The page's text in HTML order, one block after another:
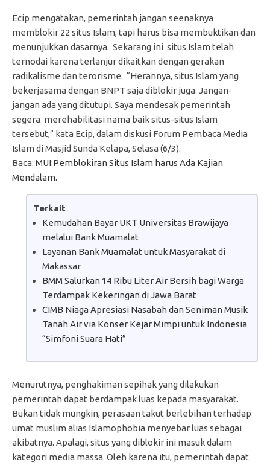
Ecip mengatakan, pemerintah jangan seenaknya
memblokir 22 situs Islam, tapi harus bisa membuktikan dan
menunjukkan dasarnya. Sekarang ini situs Islam telah
ternodai karena terlanjur dikaitkan dengan gerakan
radikalisme dan terorisme. “Herannya, situs Islam yang
bekerjasama dengan BNPT saja diblokir juga. Jangan-
jangan ada yang ditutupi. Saya mendesak pemerintah
segera merehabilitasi nama baik situs-situs Islam
tersebut,” kata Ecip, dalam diskusi Forum Pembaca Media
Islam di Masjid Sunda Kelapa, Selasa (6/3).
Baca: MUI:Pemblokiran Situs Islam harus Ada Kajian
Mendalam.
Terkait
Kemudahan Bayar UKT Universitas Brawijaya
melalui Bank Muamalat
Layanan Bank Muamalat untuk Masyarakat di
Makassar
BMM Salurkan 14 Ribu Liter Air Bersih bagi Warga
Terdampak Kekeringan di Jawa Barat
CIMB Niaga Apresiasi Nasabah dan Seniman Musik
Tanah Air via Konser Kejar Mimpi untuk Indonesia
“Simfoni Suara Hati”
Menurutnya, penghakiman sepihak yang dilakukan
pemerintah dapat berdampak luas kepada masyarakat.
Bukan tidak mungkin, perasaan takut berlebihan terhadap
umat muslim alias Islamophobia menyebar luas sebagai
akibatnya. Apalagi, situs yang diblokir ini masuk dalam
kategori media massa. Oleh karena itu, pemerintah dapat